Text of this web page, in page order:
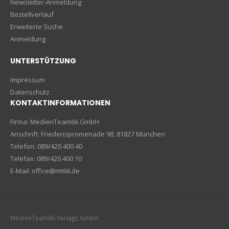
Newsletter-Anmeldung
Bestellverlauf
Erweiterte Suche
Anmeldung
UNTERSTÜTZUNG
Impressum
Datenschutz
KONTAKTINFORMATIONEN
Firma: MedienTeam66 GmbH
Anschrift: Friedenspromenade 98, 81827 München
Telefon: 089/420 400 40
Telefax: 089/420 400 10
E-Mail: office@mt66.de
MedienTeam66 Verlags GmbH